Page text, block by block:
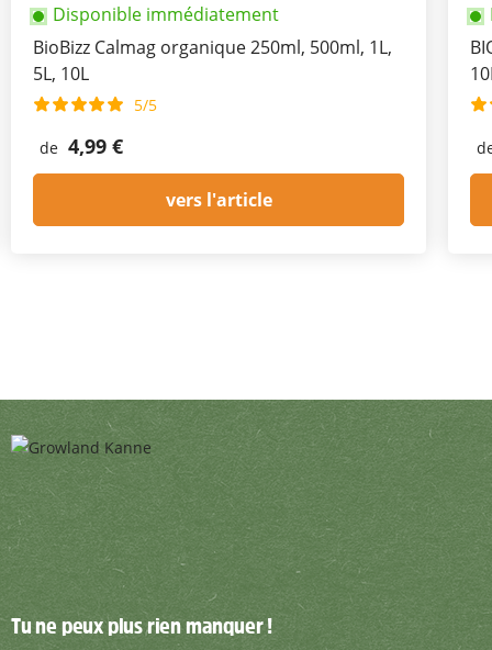
Disponible immédiatement
BioBizz Calmag organique 250ml, 500ml, 1L,
5L, 10L
5/5
de 4,99 €
vers l'article
Tu ne peux plus rien manquer !
Tu ne peux plus rien manquer !